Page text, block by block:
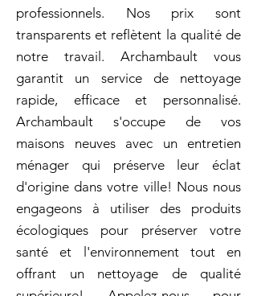
professionnels. Nos prix sont
transparents et reflètent la qualité de
notre travail. Archambault vous
garantit un service de nettoyage
rapide, efficace et personnalisé.
Archambault s'occupe de vos
maisons neuves avec un entretien
ménager qui préserve leur éclat
d'origine dans votre ville! Nous nous
engageons à utiliser des produits
écologiques pour préserver votre
santé et l'environnement tout en
offrant un nettoyage de qualité